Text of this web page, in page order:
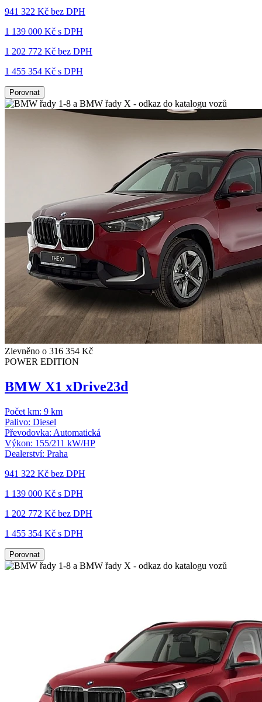
941 322 Kč bez DPH
1 139 000 Kč s DPH
1 202 772 Kč bez DPH
1 455 354 Kč s DPH
Porovnat
Zlevněno o 316 354 Kč
POWER EDITION
BMW X1 xDrive23d
Počet km: 9 km
Palivo: Diesel
Převodovka: Automatická
Výkon: 155/211 kW/HP
Dealerství: Praha
941 322 Kč bez DPH
1 139 000 Kč s DPH
1 202 772 Kč bez DPH
1 455 354 Kč s DPH
Porovnat